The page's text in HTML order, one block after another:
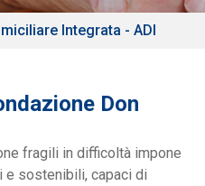
Integrata - ADI
Don
fragili in difficoltà impone
sostenibili, capaci di